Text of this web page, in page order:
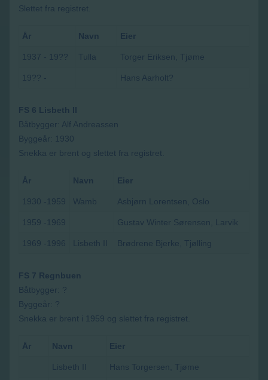
Slettet fra registret.
År Navn Eier
1937 - 19?? Tulla Torger Eriksen, Tjøme
19?? - Hans Aarholt?
FS 6 Lisbeth II
Båtbygger: Alf Andreassen
Byggeår: 1930
Snekka er brent og slettet fra registret.
År Navn Eier
1930 -1959 Wamb Asbjørn Lorentsen, Oslo
1959 -1969 Gustav Winter Sørensen, Larvik
1969 -1996 Lisbeth II Brødrene Bjerke, Tjølling
FS 7 Regnbuen
Båtbygger: ?
Byggeår: ?
Snekka er brent i 1959 og slettet fra registret.
År Navn Eier
Lisbeth II Hans Torgersen, Tjøme